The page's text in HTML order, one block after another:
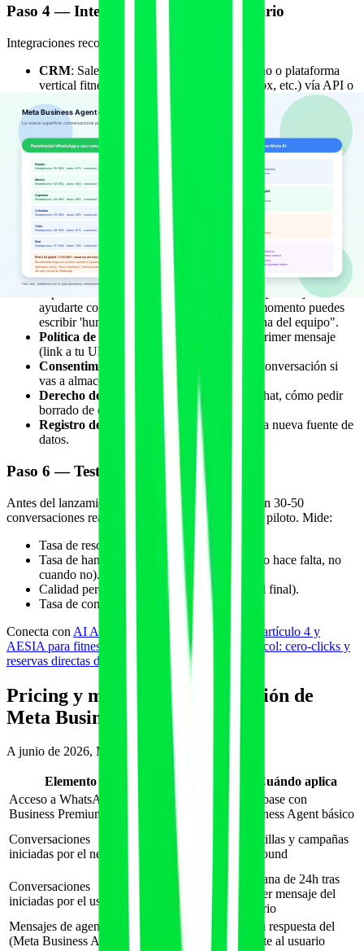
Paso 4 — Integrar con CRM y calendario
Integraciones recomendadas en junio de 2026:
CRM: Salesforce, HubSpot, Pipedrive, Zoho o plataforma
vertical fitness (Fitai Labs, Mindbody, Glofox, etc.) vía API o
conector nativo de Meta.
Calendario
: Google Calendar, Outlook, Cal.com, Calendly o
calendario de tu plataforma fitness.
Pagos: integraciones con Stripe, PayPal, Bizum (España) para
Paso 5 — Cumplimiento RGPD y AI Act EU
Desde agosto de 2026 entra plenamente en vigor el artículo 50 del
AI Act EU, que exige notificar al usuario cuando interactúa con un
sistema IA. Implicaciones:
Mensaje de bienvenida del agente
: debe declarar
explícitamente "Hola, soy el asistente IA de [Marca]. Puedo
ayudarte con info y reservas. En cualquier momento puedes
escribir 'humano' para hablar con una persona del equipo".
Política de privacidad accesible
desde el primer mensaje
(link a tu URL).
Consentimiento explícito
para registrar la conversación si
vas a almacenarla en CRM.
Derecho de opt-out
claro: cómo borrar el chat, cómo pedir
borrado de datos.
Registro de tratamientos
actualizado con la nueva fuente de
datos.
Paso 6 — Tests y soft launch
Antes del lanzamiento abierto, prueba el agente con 30-50
conversaciones reales con tu equipo y con clientes piloto. Mide:
Tasa de resolución sin humano.
Tasa de handover correcto (handover cuando hace falta, no
cuando no).
Calidad percibida (encuesta de 1 pregunta al final).
Tasa de conversión a lead/reserva/venta.
Conecta con AI Act EU agosto 2026: artículo 50, artículo 4 y
AESIA para fitness
agentic commerce protocol: cero-clicks y
reservas directas desde IA
Pricing y modelo de monetización de
Meta Business Agent
A junio de 2026, Meta usa un modelo mixto:
Elemento Coste
Cuándo aplica
Acceso a WhatsApp
Business Premium
desde 14
€/mes/cuenta
Tier base con
Business Agent básico
Conversaciones
iniciadas por el negocio
desde 0,063 € por
conversación de
Plantillas y campañas
outbound
Conversaciones
iniciadas por el usuario
gratis las primeras
1.000/mes
Ventana de 24h tras
primer mensaje del
usuario
Mensajes de agent IA
(Meta Business Agent)
desde 0,01
€/mensaje agéntico
Cada respuesta del
agente al usuario